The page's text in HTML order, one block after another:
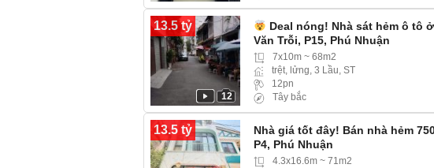
13.5 tỷ
12
Deal nóng! Nhà sát hẻm ô tô
Văn Trỗi, P15, Phú Nhuận
7x10m ~ 68m2
trệt, lửng, 3 Lầu, ST
12pn
Tây bắc
13.5 tỷ
Nhà giá tốt đây! Bán nhà hẻm
P4, Phú Nhuận
4.3x16.6m ~ 71m2